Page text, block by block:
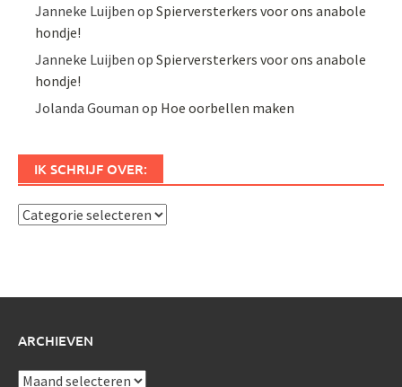
Janneke Luijben opSpierversterkers voor ons anabole
hondje!
Janneke Luijben opSpierversterkers voor ons anabole
hondje!
Jolanda Gouman op Hoe oorbellen maken
IK SCHRIJF OVER:
Ik
ARCHIEVEN
Archieven